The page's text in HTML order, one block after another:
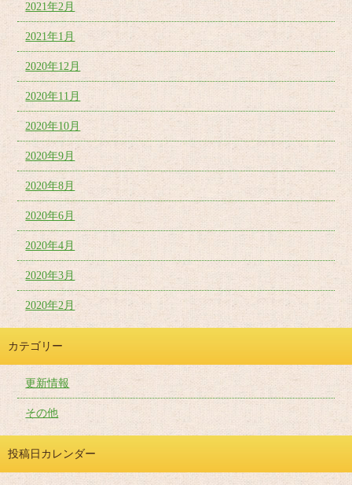
2021年2月
2021年1月
2020年12月
2020年11月
2020年10月
2020年9月
2020年8月
2020年6月
2020年4月
2020年3月
2020年2月
カテゴリー
更新情報
その他
投稿日カレンダー